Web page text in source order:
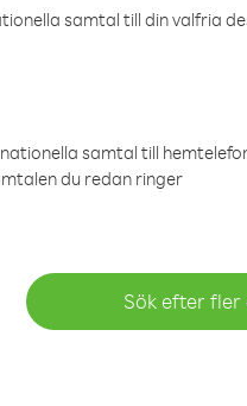
samtal till din valfria
samtal till
du redan ringer
Sök efter